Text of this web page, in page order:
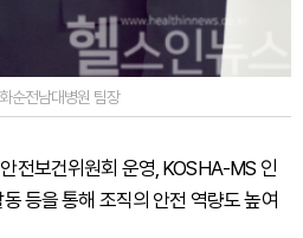
순전남대병원 팀장
전보건위원회 운영, KOSHA-MS 인
등을 통해 조직의 안전 역량도 높여